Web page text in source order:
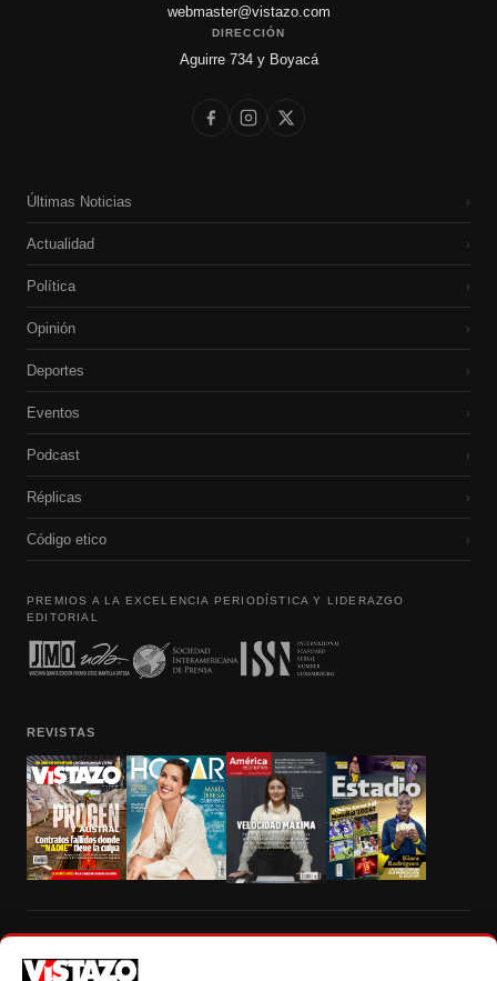
webmaster@vistazo.com
DIRECCIÓN
Aguirre 734 y Boyacá
Últimas Noticias ›
Actualidad ›
Política ›
Opinión ›
Deportes ›
Eventos ›
Podcast ›
Réplicas ›
Código etico ›
PREMIOS A LA EXCELENCIA PERIODÍSTICA Y LIDERAZGO
EDITORIAL
REVISTAS
autorización escrita de su titular, de todos los contenidos de Vistazo.com.